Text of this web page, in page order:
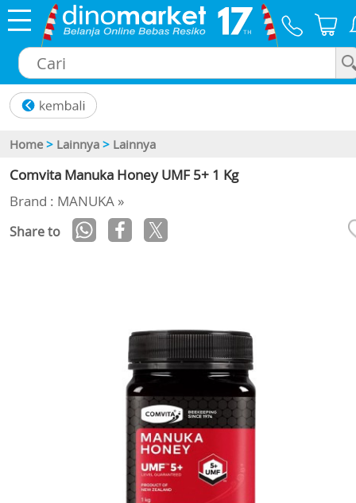
Home > Lainnya > Lainnya
Comvita Manuka Honey UMF 5+ 1 Kg
Brand : MANUKA »
Share to